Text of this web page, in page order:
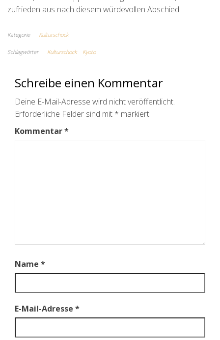
zufrieden aus nach diesem würdevollen Abschied.
Kategorie Kulturschock
Schlagwörter Kulturschock Kyoto
Schreibe einen Kommentar
Deine E-Mail-Adresse wird nicht veröffentlicht.
Erforderliche Felder sind mit * markiert
Kommentar*
Name *
E-Mail-Adresse *